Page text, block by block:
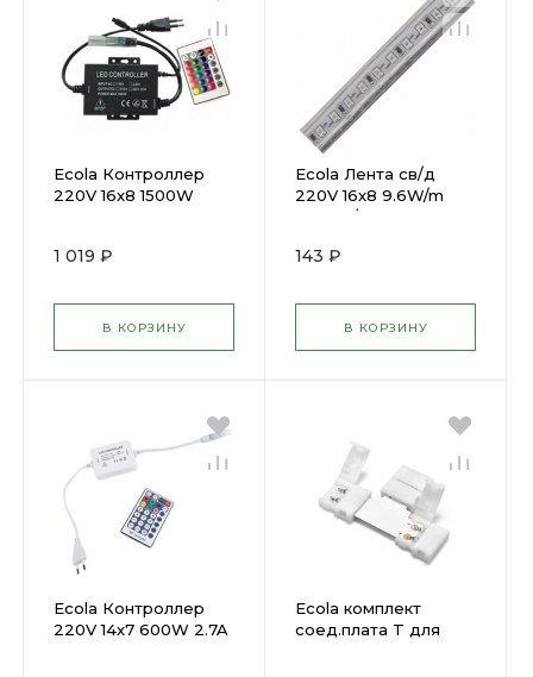
Ecola Контроллер
220V 16x8 1500W
638655 )
1 019 ₽
В КОРЗИНУ
Ecola Лента св/д
220V 16x8 9.6W/m
120Led/m IP68 RGB
143 ₽
В КОРЗИНУ
Ecola Контроллер
220V 14x7 600W 2.7A
Ecola комплект
соед.плата T для